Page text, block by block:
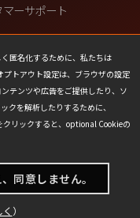
匿名化するために、私たちは
トアウト設定は、ブラウザの設定
テンツや広告をご提供したり、ソ
クを解析したりするために、
リックすると、optional Cookieの
同意しません。
）
マーサポート
の販売や共有を許可し
リース
わせ